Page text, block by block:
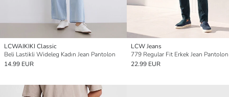
LCWAIKIKI Classic
Beli Lastikli Wideleg Kadın Jean Pantolon
14.99 EUR
LCW Jeans
779 Regular Fit Erkek Jean Pantolon
22.99 EUR